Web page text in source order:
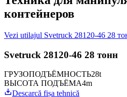
контейнеров
Vezi utilajul Svetruck 28120-46 28
Svetruck 28120-46 28 тонн
ГРУЗОПОДЪЁМНОСТЬ28t
ВЫСОТА ПОДЪЁМА4m
Descarcă fișa tehnică